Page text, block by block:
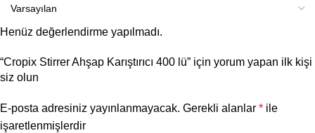
Henüz değerlendirme yapılmadı.
“Cropix Stirrer Ahşap Karıştırıcı 400 lü” için yorum yapan ilk kişi
siz olun
E-posta adresiniz yayınlanmayacak. Gerekli alanlar * ile
işaretlenmişlerdir